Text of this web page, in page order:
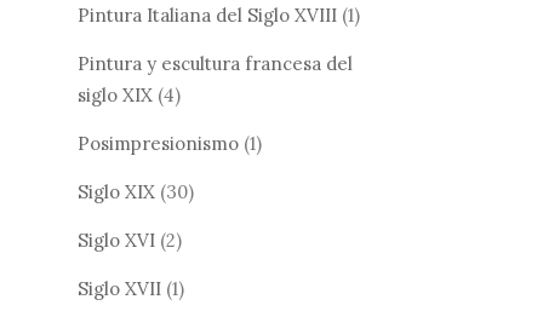
Pintura Italiana del Siglo XVIII (1)
Pintura y escultura francesa del
siglo XIX (4)
Posimpresionismo (1)
Siglo XIX (30)
Siglo XVI (2)
Siglo XVII (1)